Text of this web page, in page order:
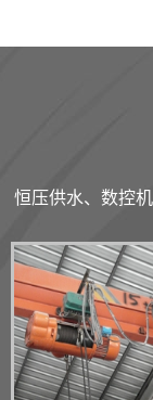
恒压供水、数控